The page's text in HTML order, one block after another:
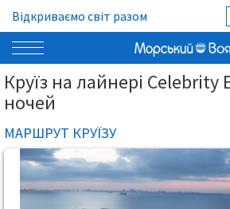
Відкриваємо світ разом
Круїз на лайнері Celebrity
ночей
МАРШРУТ КРУЇЗУ